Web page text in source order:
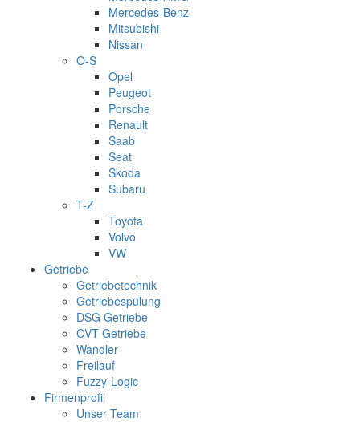
Mercedes-Benz
Mitsubishi
Nissan
O-S
Opel
Peugeot
Porsche
Renault
Saab
Seat
Skoda
Subaru
T-Z
Toyota
Volvo
VW
Getriebe
Getriebetechnik
Getriebespülung
DSG Getriebe
CVT Getriebe
Wandler
Freilauf
Fuzzy-Logic
Firmenprofil
Unser Team